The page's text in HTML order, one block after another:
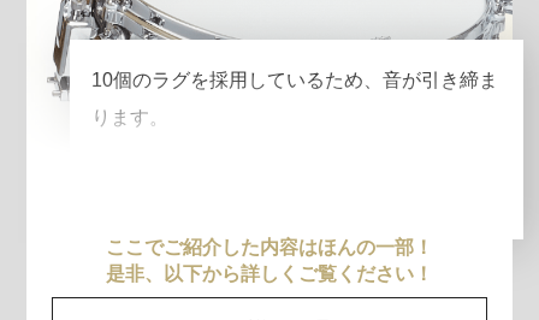
10個のラグを採用しているため、音が引き締ま
ります。
ここでご紹介した内容はほんの一部！
是非、以下から詳しくご覧ください！